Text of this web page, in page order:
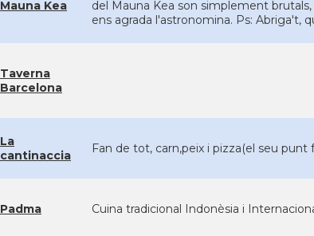
Mauna Kea
del Mauna Kea son simplement
ens agrada l'astronomina. Ps: Abriga't,
Taverna
Barcelona
La
cantinaccia
Fan de tot, carn,peix i pizza(el seu
Padma Cuina tradicional Indonèsia i